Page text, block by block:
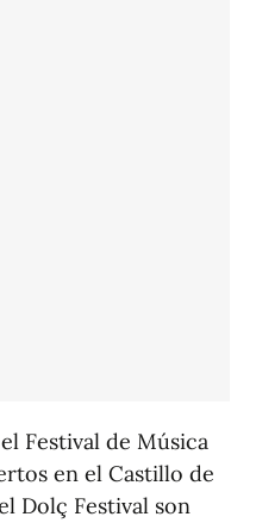
Festival de Música
en el Castillo de
Dolç Festival son